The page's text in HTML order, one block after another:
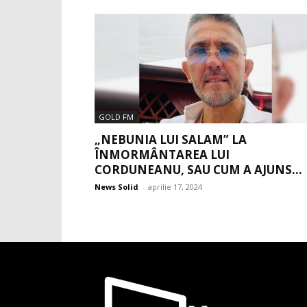
GOLD FM
„NEBUNIA LUI SALAM” LA
ÎNMORMÂNTAREA LUI
CORDUNEANU, SAU CUM A AJUNS...
News Solid - aprilie 17, 2024